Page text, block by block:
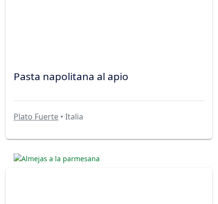
Pasta napolitana al apio
Plato Fuerte • Italia